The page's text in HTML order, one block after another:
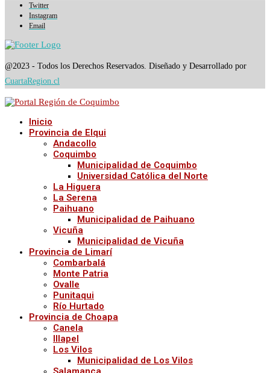
Twitter
Instagram
Email
@2023 - Todos los Derechos Reservados. Diseñado y Desarrollado por
CuartaRegion.cl
Inicio
Provincia de Elqui
Andacollo
Coquimbo
Municipalidad de Coquimbo
Universidad Católica del Norte
La Higuera
La Serena
Paihuano
Municipalidad de Paihuano
Vicuña
Municipalidad de Vicuña
Provincia de Limarí
Combarbalá
Monte Patria
Ovalle
Punitaqui
Río Hurtado
Provincia de Choapa
Canela
Illapel
Los Vilos
Municipalidad de Los Vilos